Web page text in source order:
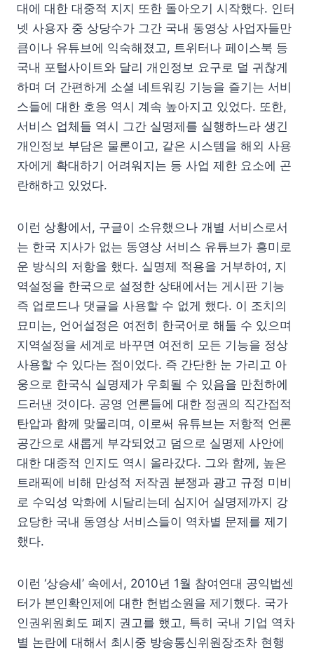
대에 대한 대중적 지지 또한 돌아오기 시작했다. 인터
넷 사용자 중 상당수가 그간 국내 동영상 사업자들만
큼이나 유튜브에 익숙해졌고, 트위터나 페이스북 등
국내 포털사이트와 달리 개인정보 요구로 덜 귀찮게
하며 더 간편하게 소셜 네트워킹 기능을 즐기는 서비
스들에 대한 호응 역시 계속 높아지고 있었다. 또한,
서비스 업체들 역시 그간 실명제를 실행하느라 생긴
개인정보 부담은 물론이고, 같은 시스템을 해외 사용
자에게 확대하기 어려워지는 등 사업 제한 요소에 곤
란해하고 있었다.
이런 상황에서, 구글이 소유했으나 개별 서비스로서
는 한국 지사가 없는 동영상 서비스 유튜브가 흥미로
운 방식의 저항을 했다. 실명제 적용을 거부하여, 지
역설정을 한국으로 설정한 상태에서는 게시판 기능
즉 업로드나 댓글을 사용할 수 없게 했다. 이 조치의
묘미는, 언어설정은 여전히 한국어로 해둘 수 있으며
지역설정을 세계로 바꾸면 여전히 모든 기능을 정상
사용할 수 있다는 점이었다. 즉 간단한 눈 가리고 아
웅으로 한국식 실명제가 우회될 수 있음을 만천하에
드러낸 것이다. 공영 언론들에 대한 정권의 직간접적
탄압과 함께 맞물리며, 이로써 유튜브는 저항적 언론
공간으로 새롭게 부각되었고 덤으로 실명제 사안에
대한 대중적 인지도 역시 올라갔다. 그와 함께, 높은
트래픽에 비해 만성적 저작권 분쟁과 광고 규정 미비
로 수익성 악화에 시달리는데 심지어 실명제까지 강
요당한 국내 동영상 서비스들이 역차별 문제를 제기
했다.
이런 ‘상승세’ 속에서, 2010년 1월 참여연대 공익법센
터가 본인확인제에 대한 헌법소원을 제기했다. 국가
인권위원회도 폐지 권고를 했고, 특히 국내 기업 역차
별 논란에 대해서 최시중 방송통신위원장조차 현행